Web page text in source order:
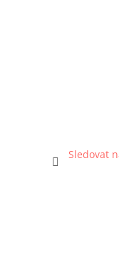
Sledovat